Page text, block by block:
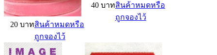
20 บาทสินค้าหมดหรือ
ถูกจองไว้
40 บาทสินค้าหมดหรือ
ถูกจองไว้